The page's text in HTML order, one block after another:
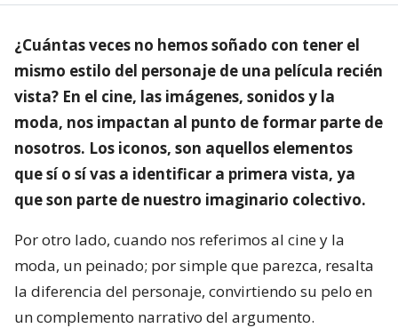
¿Cuántas veces no hemos soñado con tener el
mismo estilo del personaje de una película recién
vista? En el cine, las imágenes, sonidos y la
moda, nos impactan al punto de formar parte de
nosotros. Los iconos, son aquellos elementos
que sí o sí vas a identificar a primera vista, ya
que son parte de nuestro imaginario colectivo.
Por otro lado, cuando nos referimos al cine y la
moda, un peinado; por simple que parezca, resalta
la diferencia del personaje, convirtiendo su pelo en
un complemento narrativo del argumento.